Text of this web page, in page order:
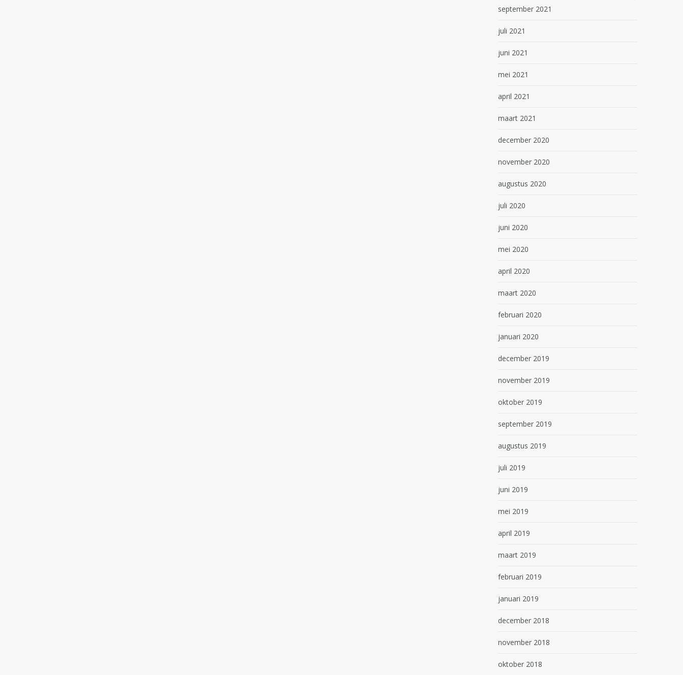
september 2021
juli 2021
juni 2021
mei 2021
april 2021
maart 2021
december 2020
november 2020
augustus 2020
juli 2020
juni 2020
mei 2020
april 2020
maart 2020
februari 2020
januari 2020
december 2019
november 2019
oktober 2019
september 2019
augustus 2019
juli 2019
juni 2019
mei 2019
april 2019
maart 2019
februari 2019
januari 2019
december 2018
november 2018
oktober 2018